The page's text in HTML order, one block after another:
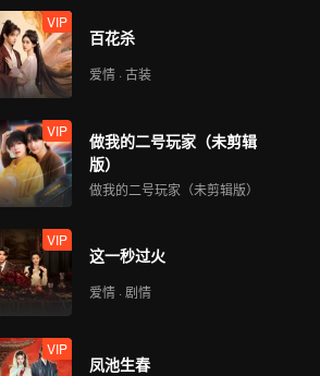
VIP
百花杀
爱情 · 古装
VIP
做我的二号玩家（未剪辑
版）
做我的二号玩家（未剪辑版）
VIP
这一秒过火
爱情 · 剧情
VIP
凤池生春